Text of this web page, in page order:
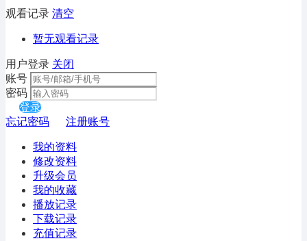
观看记录 清空
暂无观看记录
用户登录 关闭
账号
密码
登录
忘记密码
注册账号
我的资料
修改资料
升级会员
我的收藏
播放记录
下载记录
充值记录